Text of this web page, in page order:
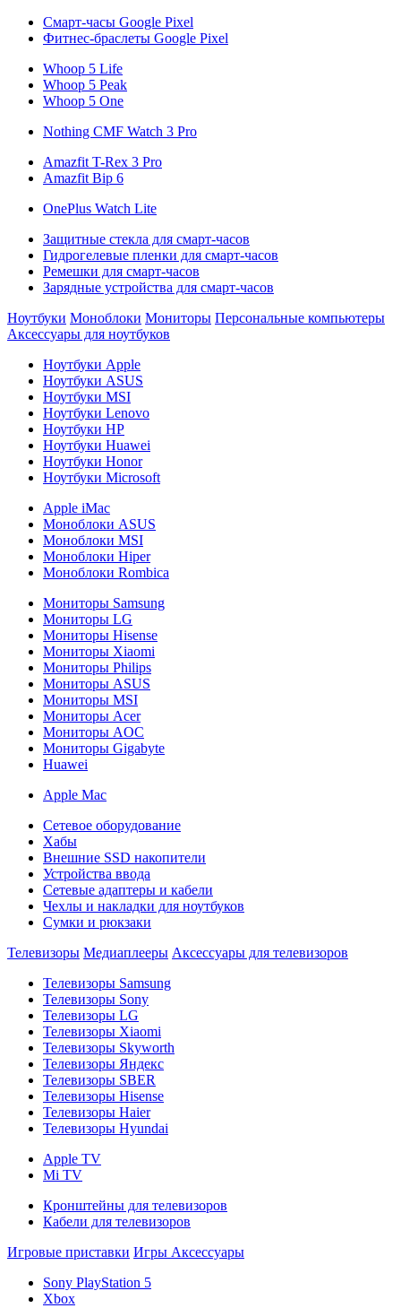
Смарт-часы Google Pixel
Фитнес-браслеты Google Pixel
Whoop 5 Life
Whoop 5 Peak
Whoop 5 One
Nothing CMF Watch 3 Pro
Amazfit T-Rex 3 Pro
Amazfit Bip 6
OnePlus Watch Lite
Защитные стекла для смарт-часов
Гидрогелевые пленки для смарт-часов
Ремешки для смарт-часов
Зарядные устройства для смарт-часов
Ноутбуки Моноблоки Мониторы Персональные компьютеры
Аксессуары для ноутбуков
Ноутбуки Apple
Ноутбуки ASUS
Ноутбуки MSI
Ноутбуки Lenovo
Ноутбуки HP
Ноутбуки Huawei
Ноутбуки Honor
Ноутбуки Microsoft
Apple iMac
Моноблоки ASUS
Моноблоки MSI
Моноблоки Hiper
Моноблоки Rombica
Мониторы Samsung
Мониторы LG
Мониторы Hisense
Мониторы Xiaomi
Мониторы Philips
Мониторы ASUS
Мониторы MSI
Мониторы Acer
Мониторы AOC
Мониторы Gigabyte
Huawei
Apple Mac
Сетевое оборудование
Хабы
Внешние SSD накопители
Устройства ввода
Сетевые адаптеры и кабели
Чехлы и накладки для ноутбуков
Сумки и рюкзаки
Телевизоры Медиаплееры Аксессуары для телевизоров
Телевизоры Samsung
Телевизоры Sony
Телевизоры LG
Телевизоры Xiaomi
Телевизоры Skyworth
Телевизоры Яндекс
Телевизоры SBER
Телевизоры Hisense
Телевизоры Haier
Телевизоры Hyundai
Apple TV
Mi TV
Кронштейны для телевизоров
Кабели для телевизоров
Игровые приставки Игры Аксессуары
Sony PlayStation 5
Xbox